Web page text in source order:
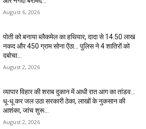
August 6, 2026
पोती को बनाया ब्लैकमेल का हथियार, दादा से 14.50 लाख
नकद और 450 ग्राम सोना ऐंठा… पुलिस ने 4 शातिरों को
दबोचा…
August 2, 2026
व्यापार विहार की शराब दुकान में आधी रात आग का तांडव…
धू-धू कर जल उठा सरकारी ठेका, लाखों के नुकसान की
आशंका, जांच शुरू…
August 2, 2026